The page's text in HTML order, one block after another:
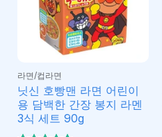
라면/컵라면
닛신 호빵맨 라면 어린이
용 담백한 간장 봉지 라멘
3식 세트 90g